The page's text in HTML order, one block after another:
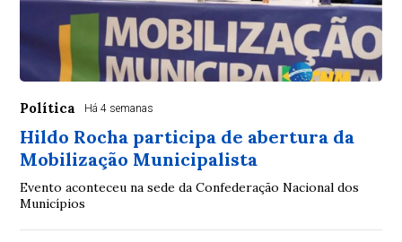
Política Há 4 semanas
Hildo Rocha participa de abertura da
Mobilização Municipalista
Evento aconteceu na sede da Confederação Nacional dos
Municípios